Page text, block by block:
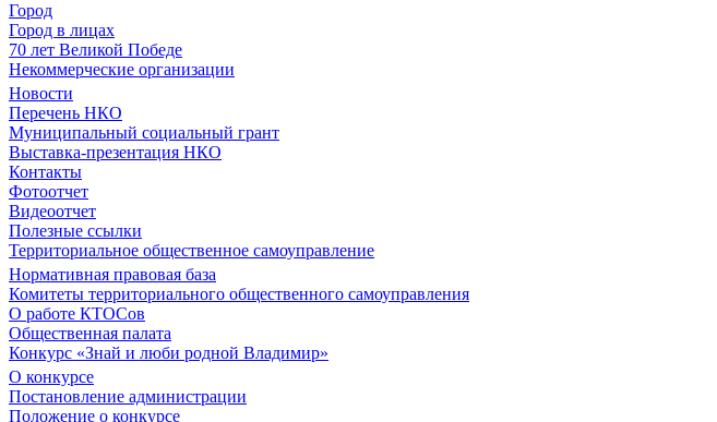
Город
Город в лицах
70 лет Великой Победе
Некоммерческие организации
Новости
Перечень НКО
Муниципальный социальный грант
Выставка-презентация НКО
Контакты
Фотоотчет
Видеоотчет
Полезные ссылки
Территориальное общественное самоуправление
Нормативная правовая база
Комитеты территориального общественного самоуправления
О работе КТОСов
Общественная палата
Конкурс «Знай и люби родной Владимир»
О конкурсе
Постановление администрации
Положение о конкурсе